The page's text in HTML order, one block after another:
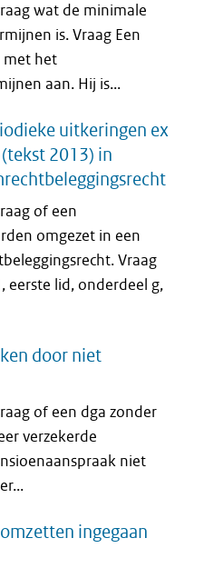
wat de minimale
is. Vraag Een
met het
aan. Hij is...
uitkeringen ex
2013) in
of een
omgezet in een
Vraag
eerste lid, onderdeel g,
door niet
of een dga zonder
verzekerde
niet
ingegaan